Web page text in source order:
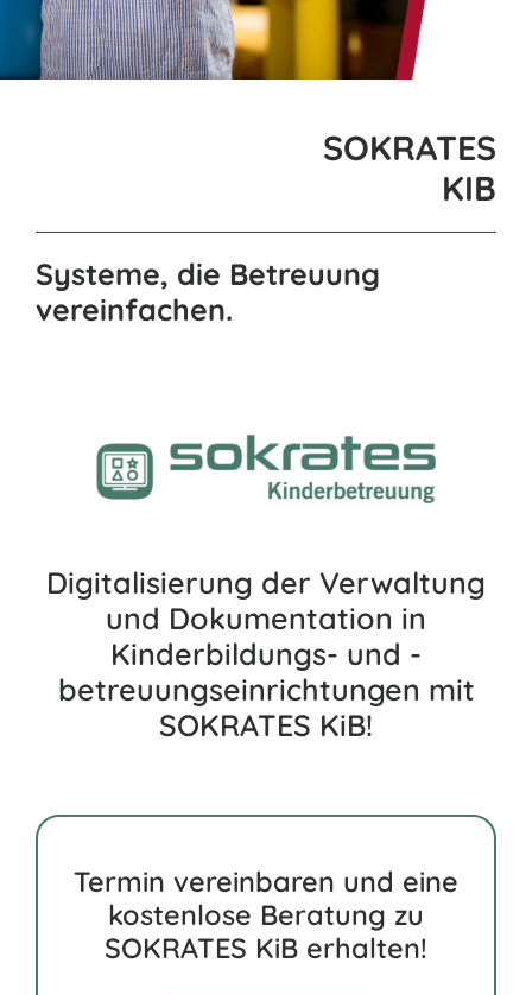
nach:
SOKRATES
KIB
Systeme, die Betreuung
vereinfachen.
Digitalisierung der Verwaltung
und Dokumentation in
Kinderbildungs- und -
betreuungseinrichtungen mit
SOKRATES KiB!
Termin vereinbaren und eine
kostenlose Beratung zu
SOKRATES KiB erhalten!